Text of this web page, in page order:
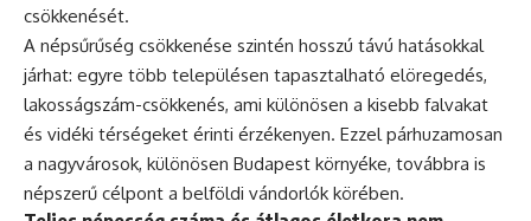
csökkenését.
A népsűrűség csökkenése szintén hosszú távú hatásokkal
járhat: egyre több településen tapasztalható elöregedés,
lakosságszám-csökkenés, ami különösen a kisebb falvakat
és vidéki térségeket érinti érzékenyen. Ezzel párhuzamosan
a nagyvárosok, különösen Budapest környéke, továbbra is
népszerű célpont a belföldi vándorlók körében.